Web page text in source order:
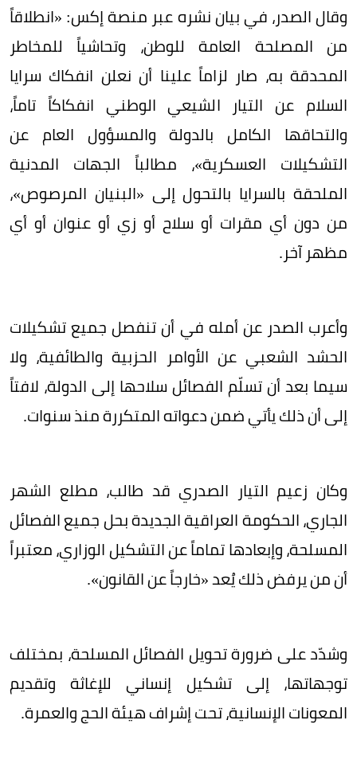
وقال الصدر، في بيان نشره عبر منصة إكس: «انطلاقاً
من المصلحة العامة للوطن، وتحاشياً للمخاطر
المحدقة به، صار لزاماً علينا أن نعلن انفكاك سرايا
السلام عن التيار الشيعي الوطني انفكاكاً تاماً،
والتحاقها الكامل بالدولة والمسؤول العام عن
التشكيلات العسكرية»، مطالباً الجهات المدنية
الملحقة بالسرايا بالتحول إلى «البنيان المرصوص»،
من دون أي مقرات أو سلاح أو زي أو عنوان أو أي
مظهر آخر.
وأعرب الصدر عن أمله في أن تنفصل جميع تشكيلات
الحشد الشعبي عن الأوامر الحزبية والطائفية، ولا
سيما بعد أن تسلّم الفصائل سلاحها إلى الدولة، لافتاً
إلى أن ذلك يأتي ضمن دعواته المتكررة منذ سنوات.
وكان زعيم التيار الصدري قد طالب، مطلع الشهر
الجاري، الحكومة العراقية الجديدة بحل جميع الفصائل
المسلحة، وإبعادها تماماً عن التشكيل الوزاري، معتبراً
أن من يرفض ذلك يُعد «خارجاً عن القانون».
وشدّد على ضرورة تحويل الفصائل المسلحة، بمختلف
توجهاتها، إلى تشكيل إنساني للإغاثة وتقديم
المعونات الإنسانية، تحت إشراف هيئة الحج والعمرة.